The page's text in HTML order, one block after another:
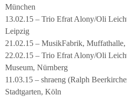
München
13.02.15 – Trio Efrat Alony/Oli
Leipzig
21.02.15 – MusikFabrik, Muffathalle,
22.02.15 – Trio Efrat Alony/Oli
Museum, Nürnberg
11.03.15 – shraeng (Ralph
Stadtgarten, Köln